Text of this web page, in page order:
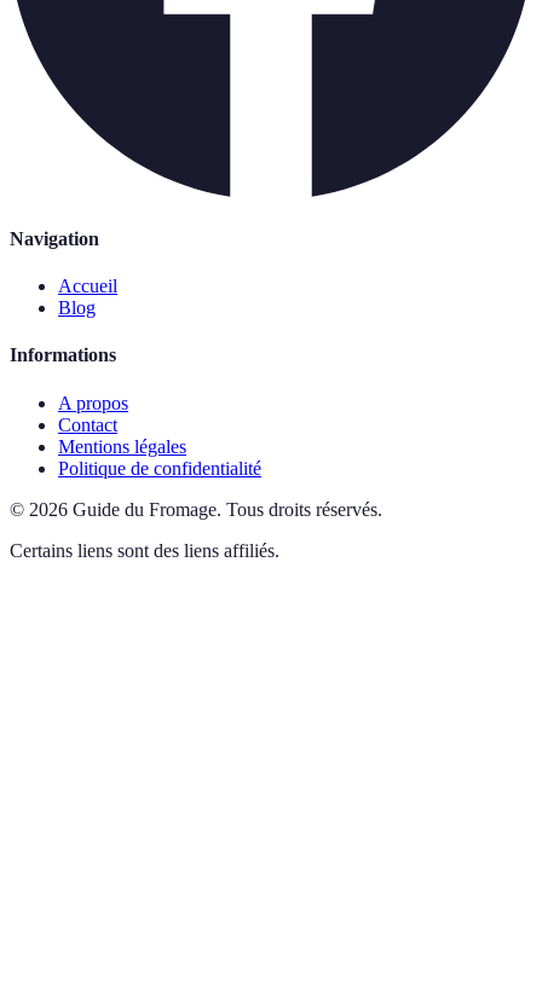
Navigation
Accueil
Blog
Informations
A propos
Contact
Mentions légales
Politique de confidentialité
© 2026 Guide du Fromage. Tous droits réservés.
Certains liens sont des liens affiliés.